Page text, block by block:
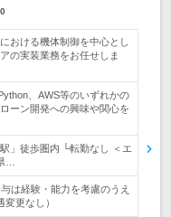
おける機体制御を中心とし
の実装業務をお任せしま
、AWS等のいずれかの
ーン開発への興味や関心を
」徒歩圏内 └転勤なし ＜エ
…
は経験・能力を考慮のうえ
更なし）